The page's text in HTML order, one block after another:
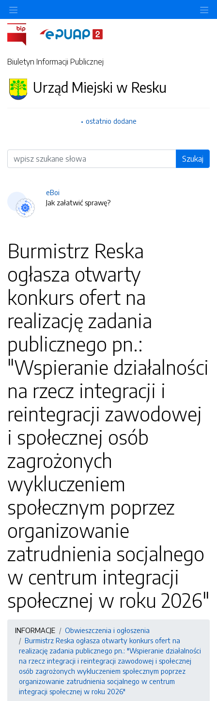
Biuletyn Informacji Publicznej
Urząd Miejski w Resku
ostatnio dodane
Wyszukiwarka Szukaj
eBoi
Jak załatwić sprawę?
Burmistrz Reska
ogłasza otwarty
konkurs ofert na
realizację zadania
publicznego pn.:
"Wspieranie działalności
na rzecz integracji i
reintegracji zawodowej
i społecznej osób
zagrożonych
wykluczeniem
społecznym poprzez
organizowanie
zatrudnienia socjalnego
w centrum integracji
społecznej w roku 2026"
INFORMACJE
Obwieszczenia i ogłoszenia
Burmistrz Reska ogłasza otwarty konkurs ofert na
realizację zadania publicznego pn.: "Wspieranie działalności
na rzecz integracji i reintegracji zawodowej i społecznej
osób zagrożonych wykluczeniem społecznym poprzez
organizowanie zatrudnienia socjalnego w centrum
integracji społecznej w roku 2026"